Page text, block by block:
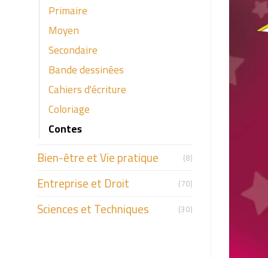
Primaire
Moyen
Secondaire
Bande dessinées
Cahiers d'écriture
Coloriage
Contes
Bien-être et Vie pratique (8)
Entreprise et Droit (70)
Sciences et Techniques (30)